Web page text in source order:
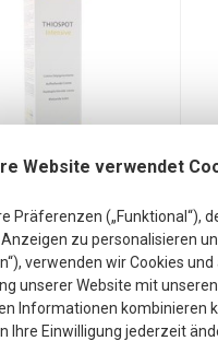
Intensiv-
(30
Ml)
Thiospot Intensiv-
(30 Ml)
Website verwendet
Präferenzen („Funktional“),
zu personalisieren
verwenden wir Cookies
unserer Website mit
Informationen kombinieren
Ihre Einwilligung jederzeit